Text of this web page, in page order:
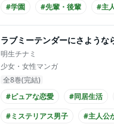
#学園
#先輩・後輩
#主
#高校生との恋愛
#爽やかイ
#次にくるマンガ大賞
#主人
ラブミーテンダーにさような
明生チナミ
少女・女性マンガ
全8巻(完結)
#ピュアな恋愛
#同居生活
#ミステリアス男子
#主人公